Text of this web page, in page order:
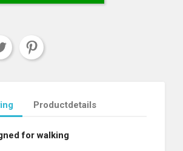
Productdetails
for walking